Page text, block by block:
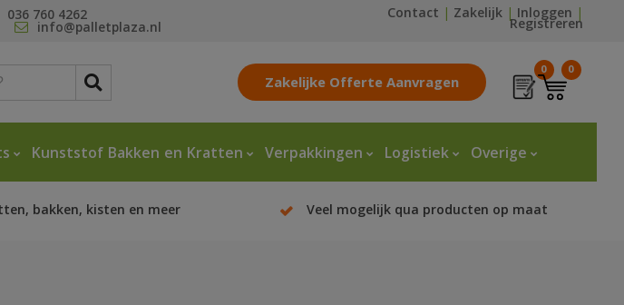
036 760 4262
info@palletplaza.nl
Contact | Zakelijk |Inloggen |
Registreren
Zakelijke Offerte Aanvragen
0 0
Kunststof Bakken en Kratten Verpakkingen Logistiek Overige
bakken, kisten en meer Veel mogelijk qua producten op maat